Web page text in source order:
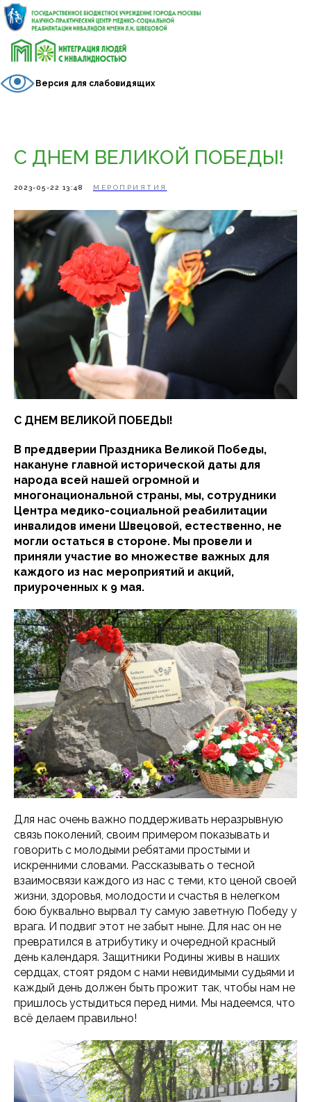
Версия для слабовидящих
С ДНЕМ ВЕЛИКОЙ ПОБЕДЫ!
2023-05-22 13:48 МЕРОПРИЯТИЯ
С ДНЕМ ВЕЛИКОЙ ПОБЕДЫ!
В преддверии Праздника Великой Победы,
накануне главной исторической даты для
народа всей нашей огромной и
многонациональной страны, мы, сотрудники
Центра медико-социальной реабилитации
инвалидов имени Швецовой, естественно, не
могли остаться в стороне. Мы провели и
приняли участие во множестве важных для
каждого из нас мероприятий и акций,
приуроченных к 9 мая.
Для нас очень важно поддерживать неразрывную
связь поколений, своим примером показывать и
говорить с молодыми ребятами простыми и
искренними словами. Рассказывать о тесной
взаимосвязи каждого из нас с теми, кто ценой своей
жизни, здоровья, молодости и счастья в нелегком
бою буквально вырвал ту самую заветную Победу у
врага. И подвиг этот не забыт ныне. Для нас он не
превратился в атрибутику и очередной красный
день календаря. Защитники Родины живы в наших
сердцах, стоят рядом с нами невидимыми судьями и
каждый день должен быть прожит так, чтобы нам не
пришлось устыдиться перед ними. Мы надеемся, что
всё делаем правильно!